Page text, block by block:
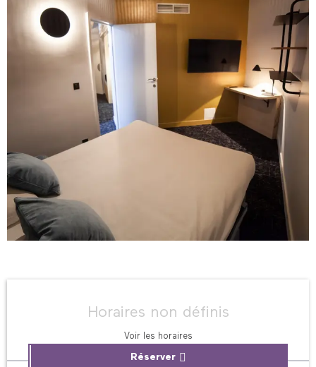
Horaires non définis
Voir les horaires
Réserver